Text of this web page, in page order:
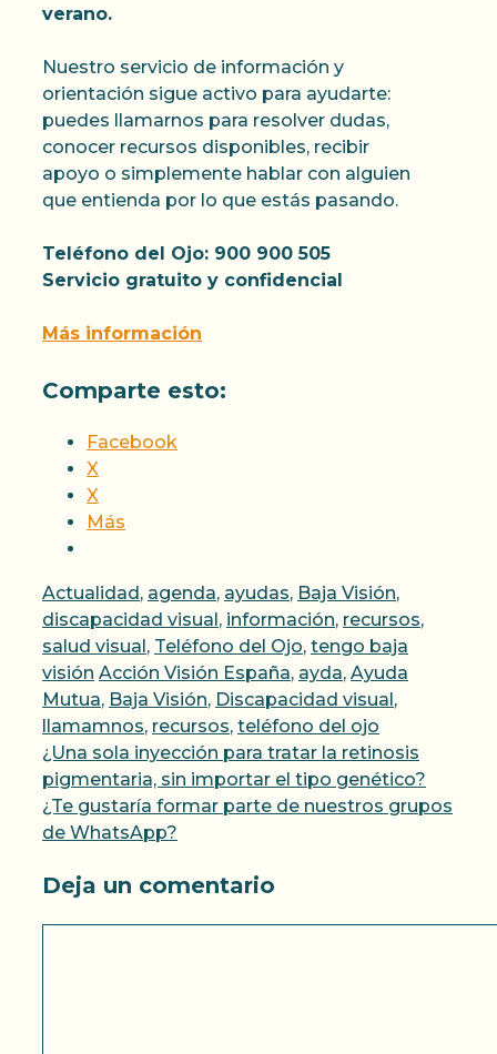
verano.
Nuestro servicio de información y
orientación sigue activo para ayudarte:
puedes llamarnos para resolver dudas,
conocer recursos disponibles, recibir
apoyo o simplemente hablar con alguien
que entienda por lo que estás pasando.
Teléfono del Ojo: 900 900 505
Servicio gratuito y confidencial
Más información
Comparte esto:
Facebook
X
X
Más
Categorías
Actualidad, agenda, ayudas, Baja Visión,
discapacidad visual, información, recursos,
salud visual, Teléfono del Ojo, tengo baja
visión Etiquetas
Acción Visión España, ayda, Ayuda
Mutua, Baja Visión, Discapacidad visual,
llamamnos, recursos, teléfono del ojo
¿Una sola inyección para tratar la retinosis
pigmentaria, sin importar el tipo genético?
¿Te gustaría formar parte de nuestros grupos
de WhatsApp?
Deja un comentario